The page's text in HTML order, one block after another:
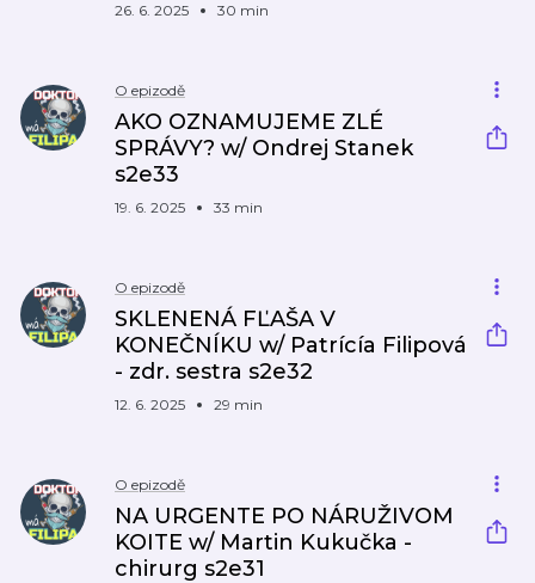
26. 6. 2025 30 min
O epizodě
AKO OZNAMUJEME ZLÉ
SPRÁVY? w/ Ondrej Stanek
s2e33
19. 6. 2025 33 min
O epizodě
SKLENENÁ FĽAŠA V
KONEČNÍKU w/ Patrícía Filipová
- zdr. sestra s2e32
12. 6. 2025 29 min
O epizodě
NA URGENTE PO NÁRUŽIVOM
KOITE w/ Martin Kukučka -
chirurg s2e31